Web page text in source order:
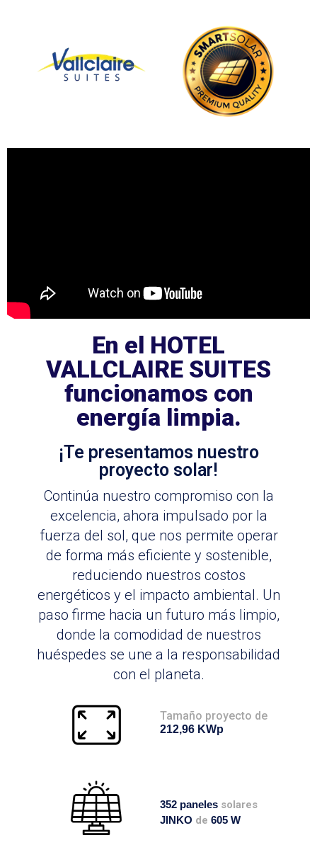
En el HOTEL
VALLCLAIRE SUITES
funcionamos con
energía limpia.
¡Te presentamos nuestro
proyecto solar!
Continúa nuestro compromiso con la
excelencia, ahora impulsado por la
fuerza del sol, que nos permite operar
de forma más eficiente y sostenible,
reduciendo nuestros costos
energéticos y el impacto ambiental. Un
paso firme hacia un futuro más limpio,
donde la comodidad de nuestros
huéspedes se une a la responsabilidad
con el planeta.
Tamaño proyecto de
212,96 KWp
352 paneles solares
JINKO de 605 W